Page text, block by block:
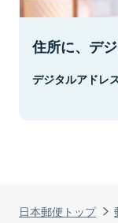
日本郵便トップ
住所に、デ
デジタルアドレ